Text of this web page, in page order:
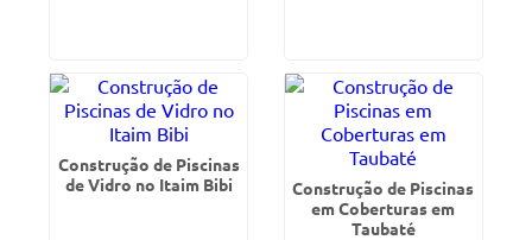
Construção de Piscinas
de Vidro no Itaim Bibi
Construção de Piscinas
em Coberturas em
Taubaté